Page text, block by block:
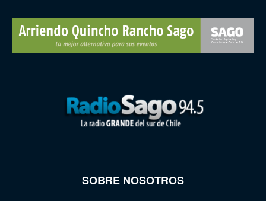
SOBRE NOSOTROS